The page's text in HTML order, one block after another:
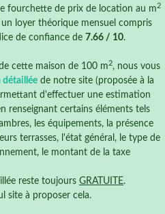
fourchette de prix de location au m 2
un loyer théorique mensuel compris
de confiance de 7.66 / 10.
cette maison de 100 m 2, nous vous
détaillée de notre site (proposée à la
d'effectuer une estimation
renseignant certains éléments tels
les équipements, la présence
terrasses, l'état général, le type de
le montant de la taxe
reste toujours GRATUITE.
site à proposer cela.